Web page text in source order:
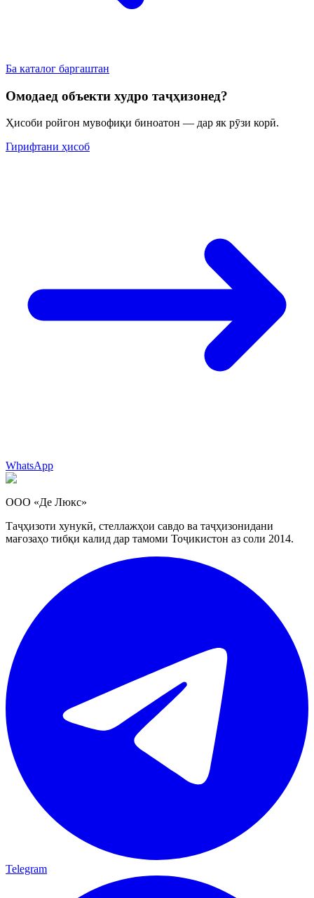
Ба каталог баргаштан
Омодаед объекти худро таҷҳизонед?
Ҳисоби ройгон мувофиқи биноатон — дар як рӯзи корӣ.
Гирифтани ҳисоб
WhatsApp
ООО «Де Люкс»
Таҷҳизоти хунукӣ, стеллажҳои савдо ва таҷҳизонидани
мағозаҳо тибқи калид дар тамоми Тоҷикистон аз соли 2014.
Telegram